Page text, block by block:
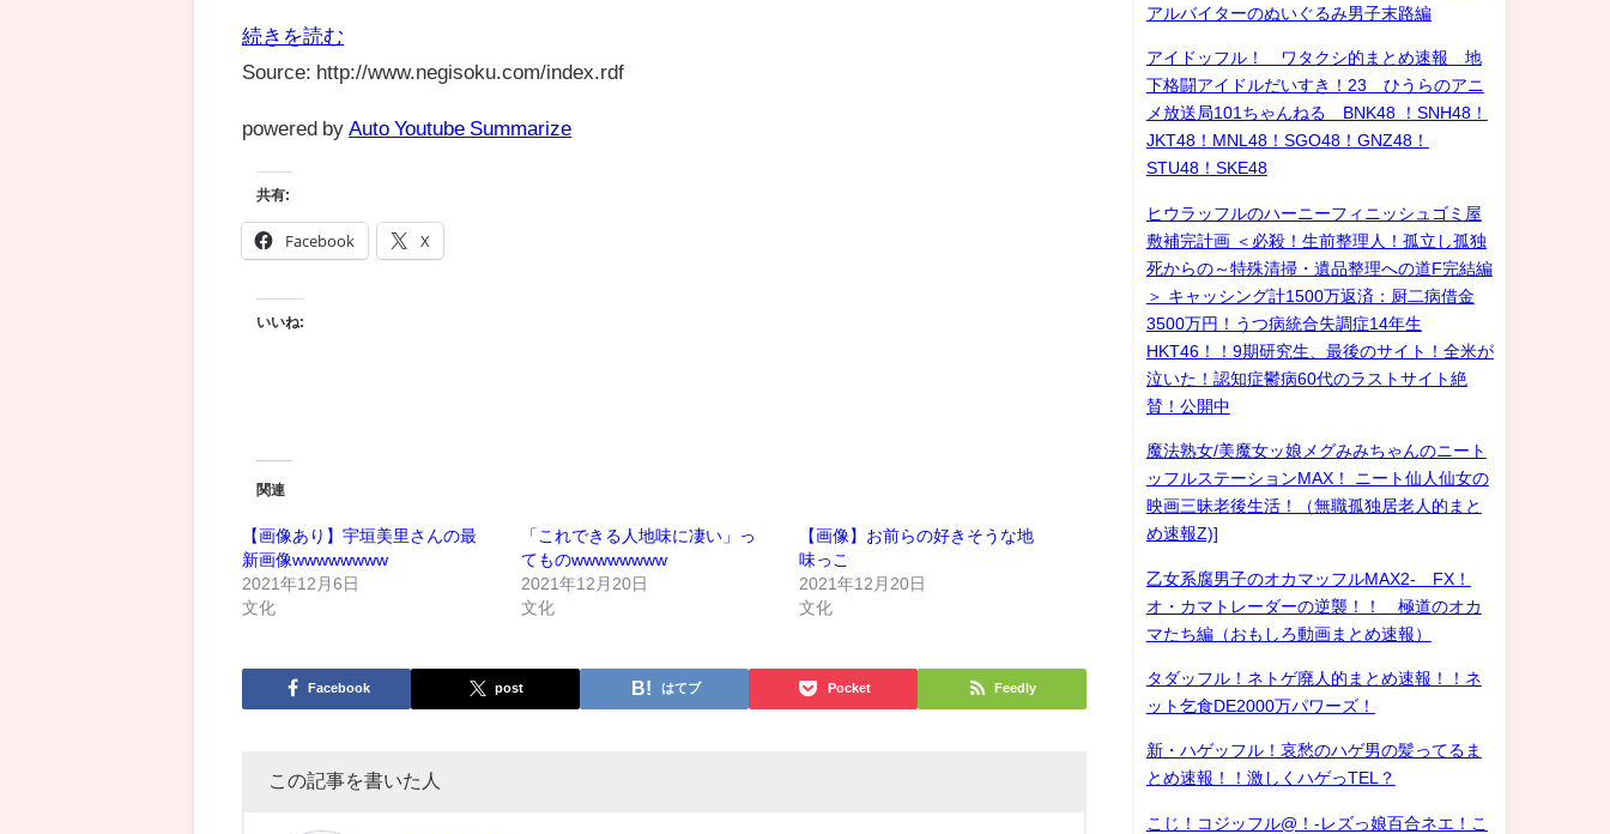
続きを読む
Source: http://www.negisoku.com/index.rdf
powered by Auto Youtube Summarize
共有:
Facebook X
いいね:
関連
【画像あり】宇垣美里さんの最
新画像wwwwwwww
2021年12月6日
文化
「これできる人地味に凄い」っ
てものwwwwwwww
2021年12月20日
文化
【画像】お前らの好きそうな地
味っこ
2021年12月20日
文化
Facebook post はてブ Pocket Feedly
この記事を書いた人
アルバイターのぬいぐるみ男子末路編
アイドッフル！ ワタクシ的まとめ速報 地
下格闘アイドルだいすき！23 ひうらのアニ
メ放送局101ちゃんねる BNK48 ！SNH48！
JKT48！MNL48！SGO48！GNZ48！
STU48！SKE48
ヒウラッフルのハーニーフィニッシュゴミ屋
敷補完計画 ＜必殺！生前整理人！孤立し孤独
死からの～特殊清掃・遺品整理への道F完結編
＞ キャッシング計1500万返済：厨二病借金
3500万円！うつ病統合失調症14年生
HKT46！！9期研究生、最後のサイト！全米が
泣いた！認知症鬱病60代のラストサイト絶
賛！公開中
魔法熟女/美魔女ッ娘メグみみちゃんのニート
ッフルステーションMAX！ ニート仙人仙女の
映画三昧老後生活！（無職孤独居老人的まと
め速報Z)]
乙女系腐男子のオカマッフルMAX2- FX！
オ・カマトレーダーの逆襲！！ 極道のオカ
マたち編（おもしろ動画まとめ速報）
タダッフル！ネトゲ廃人的まとめ速報！！ネ
ット乞食DE2000万パワーズ！
新・ハゲッフル！哀愁のハゲ男の髪ってるま
とめ速報！！激しくハゲっTEL？
こじ！コジッフル@！-レズっ娘百合ネエ！こ